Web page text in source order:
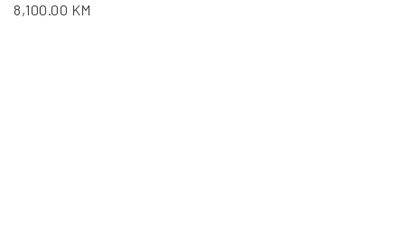
8,100.00 KM